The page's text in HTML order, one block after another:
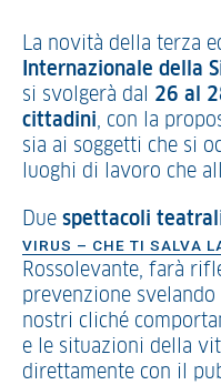
La novità della terza
Internazionale della
si svolgerà dal 26 al
cittadini, con la
sia ai soggetti che si
luoghi di lavoro che
Due spettacoli
VIRUS – CHE TI SALVA
Rossolevante, farà
prevenzione svelando
nostri cliché
e le situazioni della
direttamente con il